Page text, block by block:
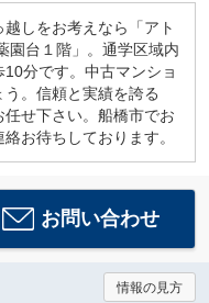
しをお考えなら「アト
園台１階」。通学区域内
分です。中古マンショ
う。信頼と実績を誇る
せ下さい。船橋市でお
お待ちしております。
お問い合わせ
情報の見方